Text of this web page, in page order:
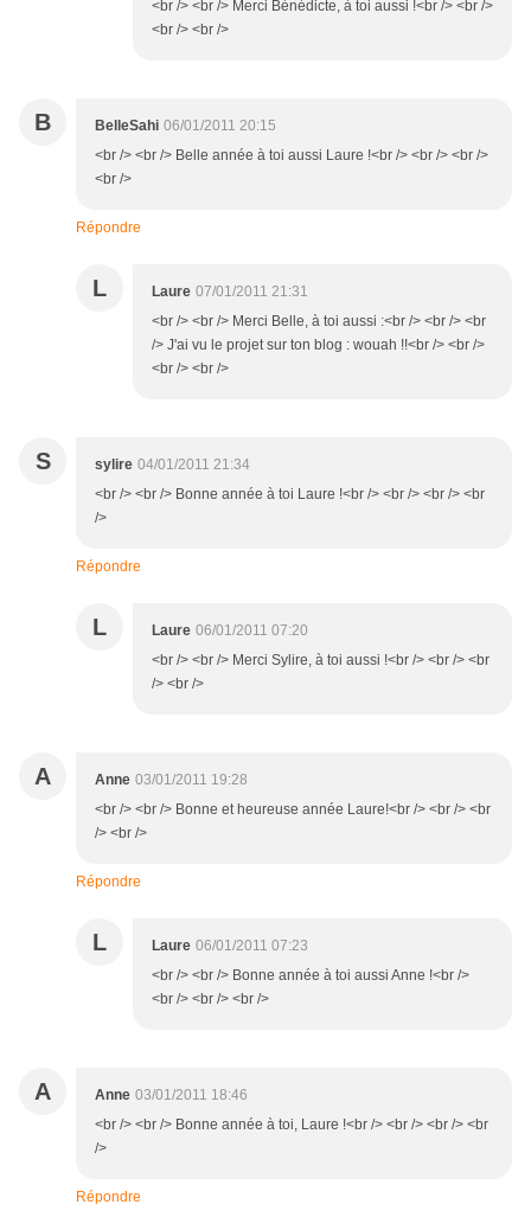
<br /> <br /> Merci Bénédicte, à toi aussi !<br /> <br />
<br /> <br />
B BelleSahi 06/01/2011 20:15
<br /> <br /> Belle année à toi aussi Laure !<br /> <br /> <br />
<br />
Répondre
L Laure 07/01/2011 21:31
<br /> <br /> Merci Belle, à toi aussi :<br /> <br /> <br
/> J'ai vu le projet sur ton blog : wouah !!<br /> <br />
<br /> <br />
S sylire 04/01/2011 21:34
<br /> <br /> Bonne année à toi Laure !<br /> <br /> <br /> <br
/>
Répondre
L Laure 06/01/2011 07:20
<br /> <br /> Merci Sylire, à toi aussi !<br /> <br /> <br
/> <br />
A Anne 03/01/2011 19:28
<br /> <br /> Bonne et heureuse année Laure!<br /> <br /> <br
/> <br />
Répondre
L Laure 06/01/2011 07:23
<br /> <br /> Bonne année à toi aussi Anne !<br />
<br /> <br /> <br />
A Anne 03/01/2011 18:46
<br /> <br /> Bonne année à toi, Laure !<br /> <br /> <br /> <br
/>
Répondre